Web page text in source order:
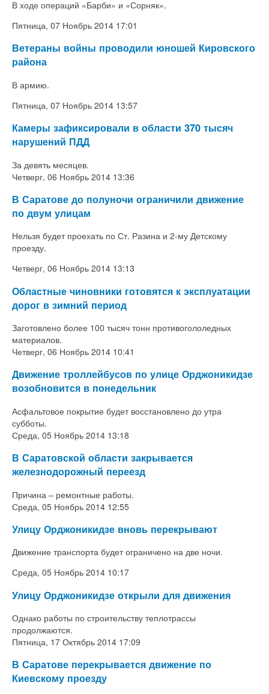
В ходе операций «Барби» и «Сорняк».
Пятница, 07 Ноябрь 2014 17:01
Ветераны войны проводили юношей Кировского
района
В армию.
Пятница, 07 Ноябрь 2014 13:57
Камеры зафиксировали в области 370 тысяч
нарушений ПДД
За девять месяцев.
Четверг, 06 Ноябрь 2014 13:36
В Саратове до полуночи ограничили движение
по двум улицам
Нельзя будет проехать по Ст. Разина и 2-му Детскому
проезду.
Четверг, 06 Ноябрь 2014 13:13
Областные чиновники готовятся к эксплуатации
дорог в зимний период
Заготовлено более 100 тысяч тонн противогололедных
материалов.
Четверг, 06 Ноябрь 2014 10:41
Движение троллейбусов по улице Орджоникидзе
возобновится в понедельник
Асфальтовое покрытие будет восстановлено до утра
субботы.
Среда, 05 Ноябрь 2014 13:18
В Саратовской области закрывается
железнодорожный переезд
Причина – ремонтные работы.
Среда, 05 Ноябрь 2014 12:55
Улицу Орджоникидзе вновь перекрывают
Движение транспорта будет ограничено на две ночи.
Среда, 05 Ноябрь 2014 10:17
Улицу Орджоникидзе открыли для движения
Однако работы по строительству теплотрассы
продолжаются.
Пятница, 17 Октябрь 2014 17:09
В Саратове перекрывается движение по
Киевскому проезду